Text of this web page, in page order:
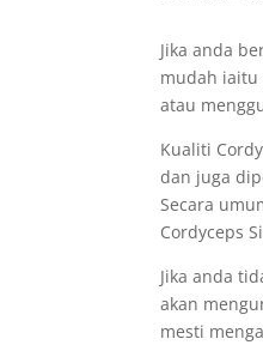
Jika anda
mudah iaitu
atau
Kualiti
dan juga
Secara
Cordyceps
Jika anda
akan
mesti